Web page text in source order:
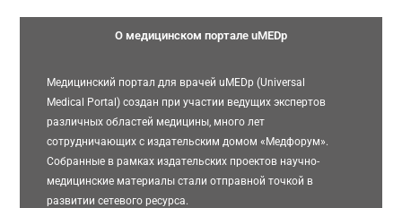
О медицинском портале uMEDp
Медицинский портал для врачей uMEDp (Universal
Medical Portal) создан при участии ведущих экспертов
различных областей медицины, много лет
сотрудничающих с издательским домом «Медфорум».
Собранные в рамках издательских проектов научно-
медицинские материалы стали отправной точкой в
развитии сетевого ресурса.